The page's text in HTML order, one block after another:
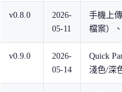
v0.8.0
2026-
05-11
手機上
檔案）
v0.9.0
2026-
05-14
Quick
淺色/深